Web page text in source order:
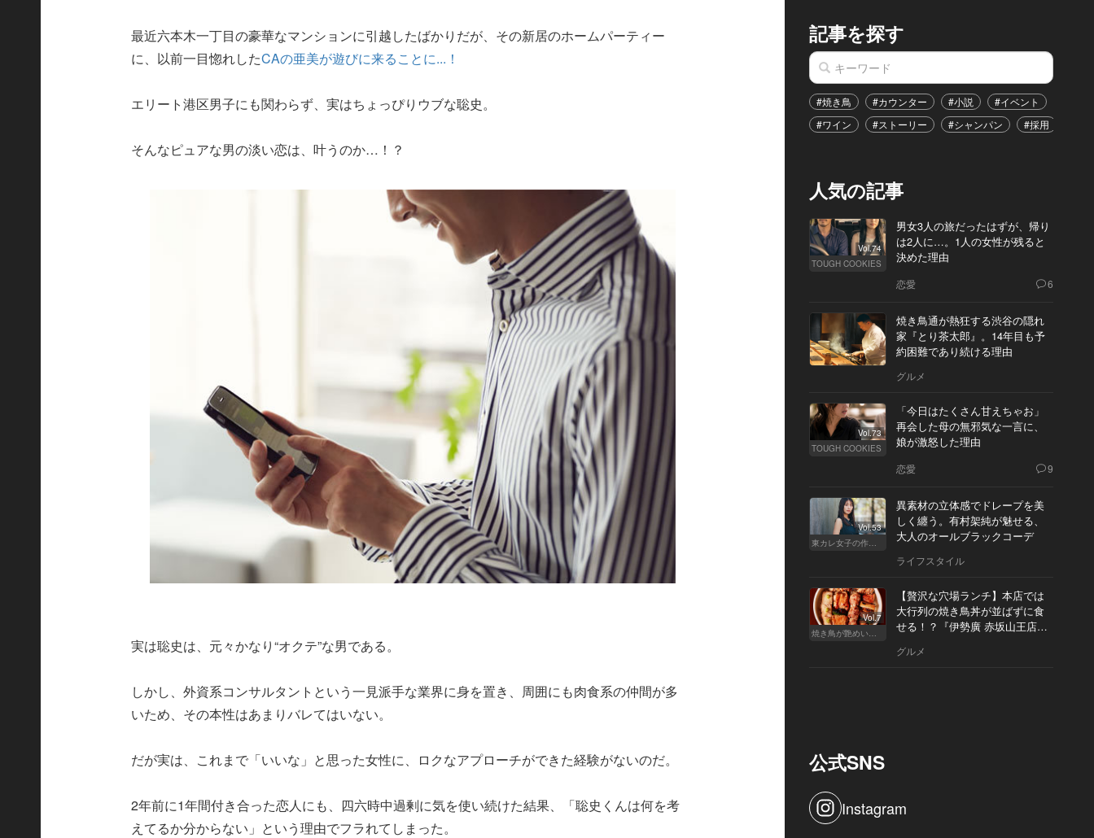
最近六本木一丁目の豪華なマンションに引越したばかりだが、その新居のホームパーティー
に、以前一目惚れしたCAの亜美が遊びに来ることに...！
エリート港区男子にも関わらず、実はちょっぴりウブな聡史。
そんなピュアな男の淡い恋は、叶うのか…！？
実は聡史は、元々かなり“オクテ”な男である。
しかし、外資系コンサルタントという一見派手な業界に身を置き、周囲にも肉食系の仲間が多
いため、その本性はあまりバレてはいない。
だが実は、これまで「いいな」と思った女性に、ロクなアプローチができた経験がないのだ。
2年前に1年間付き合った恋人にも、四六時中過剰に気を使い続けた結果、「聡史くんは何を考
えてるか分からない」という理由でフラれてしまった。
記事を探す
#焼き鳥 #カウンター #小説 #イベント
#ワイン
#ストーリー #シャンパン #採用
人気の記事
Vol.74
TOUGH COOKIES
男女3人の旅だったはずが、帰り
は2人に…。1人の女性が残ると
決めた理由
恋愛 6
焼き鳥通が熱狂する渋谷の隠れ
家『とり茶太郎』。14年目も予
約困難であり続ける理由
グルメ
Vol.73
TOUGH COOKIES
「今日はたくさん甘えちゃお」
再会した母の無邪気な一言に、
娘が激怒した理由
恋愛 9
Vol.53
東カレ女子の作り方
異素材の立体感でドレープを美
しく纏う。有村架純が魅せる、
大人のオールブラックコーデ
ライフスタイル
Vol.7
焼き鳥が艶めいてきた
【贅沢な穴場ランチ】本店では
大行列の焼き鳥丼が並ばずに食
せる！？『伊勢廣 赤坂山王店』
グルメ
公式SNS
Instagram